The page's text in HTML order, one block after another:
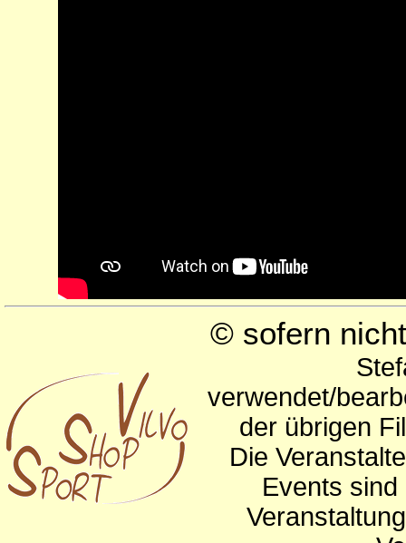
© sofern
verwendet/
der übrigen
Die
Events